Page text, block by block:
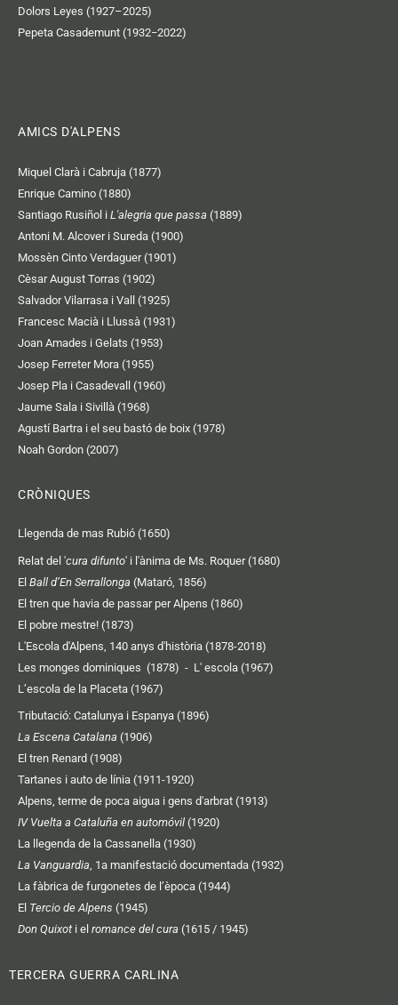
Dolors Leyes (1927–2025)
Pepeta Casademunt (1932−2022)
AMICS D'ALPENS
Miquel Clarà i Cabruja (1877)
Enrique Camino (1880)
Santiago Rusiñol i L'alegria que passa (1889)
Antoni M. Alcover i Sureda (1900)
Mossèn Cinto Verdaguer (1901)
Cèsar August Torras (1902)
Salvador Vilarrasa i Vall (1925)
Francesc Macià i Llussà (1931)
Joan Amades i Gelats (1953)
Josep Ferreter Mora (1955)
Josep Pla i Casadevall (1960)
Jaume Sala i Sivillà (1968)
Agustí Bartra i el seu bastó de boix (1978)
Noah Gordon (2007)
CRÒNIQUES
Llegenda de mas Rubió (1650)
Relat del 'cura difunto' i l'ànima de Ms. Roquer (1680)
El Ball d’En Serrallonga (Mataró, 1856)
El tren que havia de passar per Alpens (1860)
El pobre mestre! (1873)
L'Escola d'Alpens, 140 anys d'història (1878-2018)
Les monges dominiques (1878) - L' escola (1967)
L’escola de la Placeta (1967)
Tributació: Catalunya i Espanya (1896)
La Escena Catalana (1906)
El tren Renard (1908)
Tartanes i auto de línia (1911-1920)
Alpens, terme de poca aigua i gens d'arbrat (1913)
IV Vuelta a Cataluña en automóvil (1920)
La llegenda de la Cassanella (1930)
La Vanguardia, 1a manifestació documentada (1932)
La fàbrica de furgonetes de l’època (1944)
El Tercio de Alpens (1945)
Don Quixot i el romance del cura (1615 / 1945)
TERCERA GUERRA CARLINA